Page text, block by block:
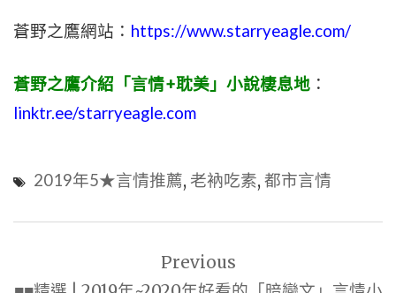
蒼野之鷹網站： https://www.starryeagle.com/
蒼野之鷹介紹「言情+耽美」小說棲息地 ：
linktr.ee/starryeagle.com
2019年5★言情推薦, 老衲吃素, 都市言情
Previous